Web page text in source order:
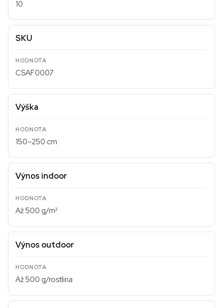
10
SKU
CSAF0007
Výška
150–250 cm
Výnos indoor
Až 500 g/m²
Výnos outdoor
Až 500 g/rostlina